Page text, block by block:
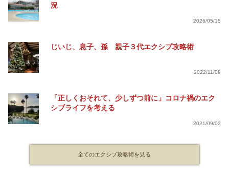
況
2026/05/15
じいじ、息子、孫 親子３代エクシブ攻略術
2022/11/09
「正しくおそれて、少しずつ前に」コロナ禍のエク
シブライフを考える
2021/09/02
全てのエクシブ攻略術を見る